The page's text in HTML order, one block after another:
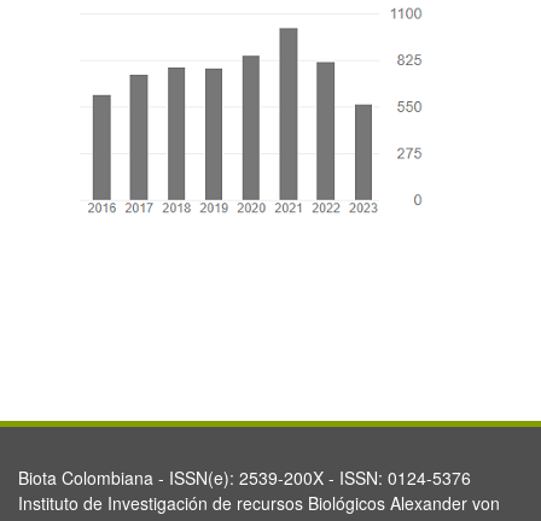
Biota Colombiana - ISSN(e): 2539-200X - ISSN: 0124-5376
Instituto de Investigación de recursos Biológicos Alexander von